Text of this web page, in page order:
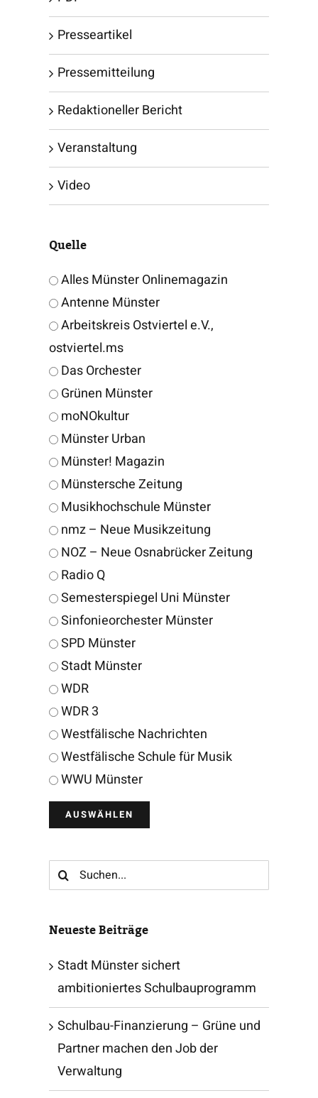
Presseartikel
Pressemitteilung
Redaktioneller Bericht
Veranstaltung
Video
Quelle
Alles Münster Onlinemagazin
Antenne Münster
Arbeitskreis Ostviertel e.V.,
ostviertel.ms
Das Orchester
Grünen Münster
moNOkultur
Münster Urban
Münster! Magazin
Münstersche Zeitung
Musikhochschule Münster
nmz – Neue Musikzeitung
NOZ – Neue Osnabrücker Zeitung
Radio Q
Semesterspiegel Uni Münster
Sinfonieorchester Münster
SPD Münster
Stadt Münster
WDR
WDR 3
Westfälische Nachrichten
Westfälische Schule für Musik
WWU Münster
Suche
nach:
Neueste Beiträge
Stadt Münster sichert
ambitioniertes Schulbauprogramm
Schulbau-Finanzierung – Grüne und
Partner machen den Job der
Verwaltung